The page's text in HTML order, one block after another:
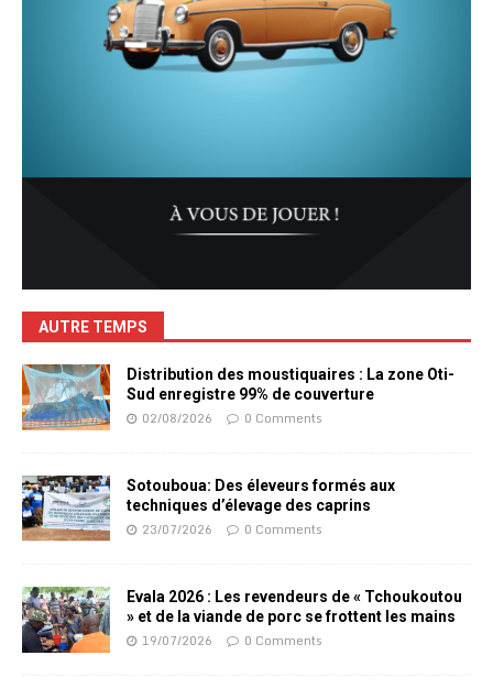
AUTRE TEMPS
Distribution des moustiquaires : La zone Oti-
Sud enregistre 99% de couverture
02/08/2026 0 Comments
Sotouboua: Des éleveurs formés aux
techniques d’élevage des caprins
23/07/2026 0 Comments
Evala 2026 : Les revendeurs de « Tchoukoutou
» et de la viande de porc se frottent les mains
19/07/2026 0 Comments